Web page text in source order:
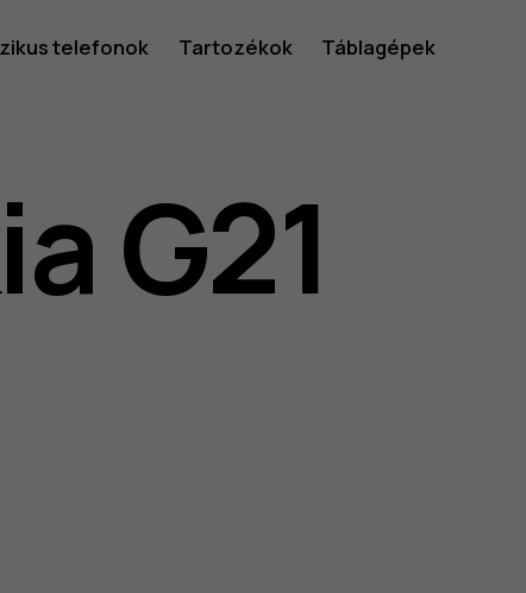
telefonok Tartozékok Táblagépek
G21